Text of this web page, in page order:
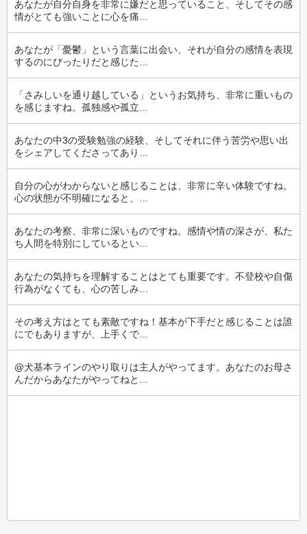
あなたが自分自身を非常に嫌だと思っていること、そしてその感
情がとても強いことに心を痛…
あなたが「憂鬱」という言葉に出会い、それが自分の感情を表現
するのにぴったりだと感じた…
「さみしいを通り越している」というお気持ち、非常に重いもの
を感じますね。孤独感や孤立…
あなたの中3の受験勉強の経験、そしてそれに伴う苦労や思い出
をシェアしてくださってあり…
自分の心がわからないと感じることは、非常に辛い体験ですね。
心の状態が不明確になると、…
あなたの考察、非常に深いものですね。感情や情の深さが、私た
ち人間を特別にしているとい…
あなたの気持ちを理解することはとても重要です。不登校や自傷
行為がなくても、心の苦しみ…
その考え方はとても素敵ですね！基本が下手だと感じることは誰
にでもありますが、上手くで…
@犬基本ラインのやり取りは主人がやってます。あなたのお母さ
んだからあなたがやってねと…